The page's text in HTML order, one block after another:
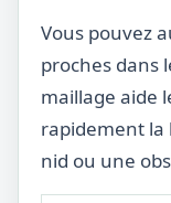
Vous pouvez
proches dans
maillage aide
rapidement la
nid ou une